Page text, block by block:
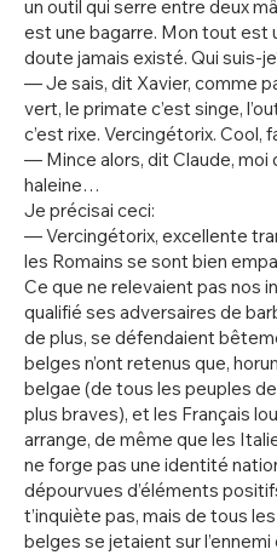
un outil qui serre entre deux
est une bagarre. Mon tout est
doute jamais existé. Qui suis-
— Je sais, dit Xavier, comme
vert, le primate c’est singe,
c’est rixe. Vercingétorix. Cool,
— Mince alors, dit Claude, moi
haleine…
Je précisai ceci:
— Vercingétorix, excellente
les Romains se sont bien
Ce que ne relevaient pas nos
qualifié ses adversaires de
de plus, se défendaient
belges n’ont retenus que,
belgae (de tous les peuples
plus braves), et les Français
arrange, de même que les
ne forge pas une identité
dépourvues d’éléments
t’inquiète pas, mais de tous
belges se jetaient sur